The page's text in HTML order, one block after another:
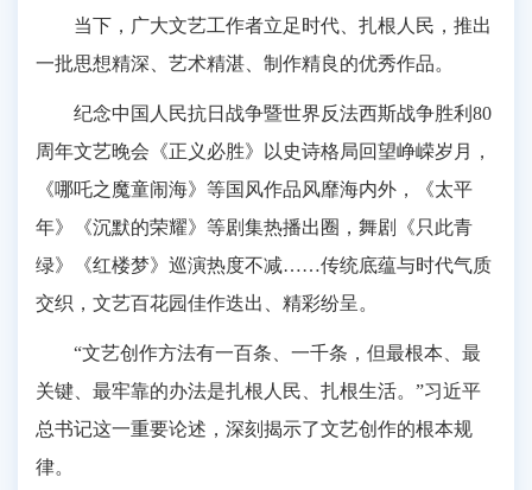
当下，广大文艺工作者立足时代、扎根人民，推出
一批思想精深、艺术精湛、制作精良的优秀作品。
纪念中国人民抗日战争暨世界反法西斯战争胜利80
周年文艺晚会《正义必胜》以史诗格局回望峥嵘岁月，
《哪吒之魔童闹海》等国风作品风靡海内外，《太平
年》《沉默的荣耀》等剧集热播出圈，舞剧《只此青
绿》《红楼梦》巡演热度不减……传统底蕴与时代气质
交织，文艺百花园佳作迭出、精彩纷呈。
“文艺创作方法有一百条、一千条，但最根本、最
关键、最牢靠的办法是扎根人民、扎根生活。”习近平
总书记这一重要论述，深刻揭示了文艺创作的根本规
律。